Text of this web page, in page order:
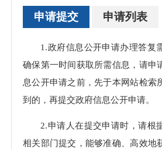
申请提交 申请列表
1.政府信息公开申请办理答复
确保第一时间获取所需信息，请申
息公开申请之前，先于本网站检索
到的，再提交政府信息公开申请。
2.申请人在提交申请时，请根
相关部门提交，能够准确、高效地